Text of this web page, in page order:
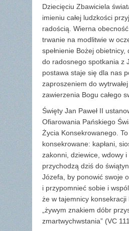
Dziecięciu Zbawiciela
imieniu całej ludzkości
radością. Wierna
trwanie na modlitwie w
spełnienie Bożej obietnicy,
do radosnego spotkania z
postawa staje się dla nas
zaproszeniem do
zawierzenia Bogu całego
Święty Jan Paweł II
Ofiarowania Pańskiego
Życia Konsekrowanego. To
konsekrowane: kapłani,
zakonni, dziewice, wdowy
przychodzą dziś do
Józefa, by ponowić swoje
i przypomnieć sobie i
że w tajemnicy konsekracji
„żywym znakiem dóbr
zmartwychwstania” (VC